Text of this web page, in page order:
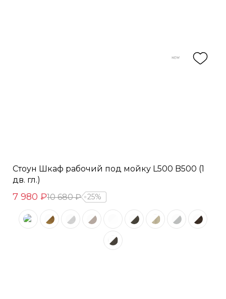
Стоун Шкаф рабочий под мойку L500 B500 (1
дв. гл.)
7 980 ₽10 680 ₽ 25%